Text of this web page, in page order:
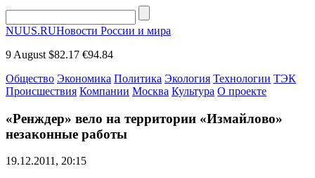
NUUS.RUНовости России и мира
9 August $82.17 €94.84
Общество Экономика Политика Экология Технологии ТЭК
Происшествия Компании Москва Культура О проекте
«Ренждер» вело на территории «Измайлово»
незаконные работы
19.12.2011, 20:15